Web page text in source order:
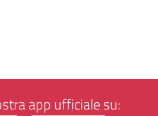
app ufficiale su: